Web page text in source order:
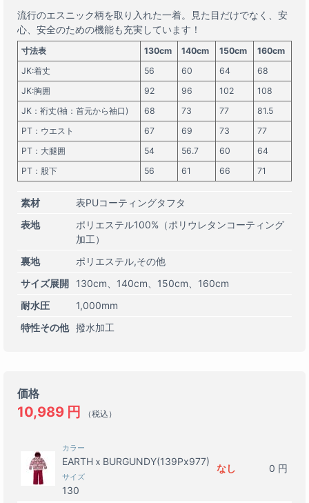
流行のエスニック柄を取り入れた一着。見た目だけでなく、安
心、安全のための機能も充実しています！
寸法表 130cm 140cm 150cm
160cm
JK:着丈
56 60 64
68
JK:胸囲
92 96 102
108
JK：裄丈(袖：首元から袖口)
68 73 77
81.5
PT：ウエスト
67 69 73
77
PT：大腿囲
54 56.7 60
64
PT：股下
56 61 66 71
素材
表PUコーティングタフタ
表地
ポリエステル100%（ポリウレタンコーティング
加工）
裏地
ポリエステル,その他
サイズ展開
130cm 140cm 150cm
160cm
耐水圧
1,000mm
特性その他 撥水加工
価格
10,989 円 （税込）
カラー
EARTHｘBURGUNDY(139Px977)
サイズ
130
なし 0 円